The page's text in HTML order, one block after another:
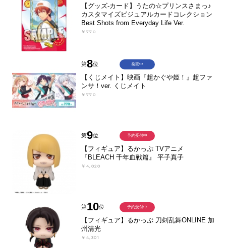
【グッズ-カード】うたの☆プリンスさまっ♪
カスタマイズビジュアルカードコレクション
Best Shots from Everyday Life Ver.
￥770
第8位
【くじメイト】映画『超かぐや姫！』超ファ
ンサ！ver. くじメイト
￥770
発売中
第9位
【フィギュア】るかっぷ TVアニメ
『BLEACH 千年血戦篇』 平子真子
￥4,020
予約受付中
第10位
【フィギュア】るかっぷ 刀剣乱舞ONLINE 加
州清光
￥4,301
予約受付中